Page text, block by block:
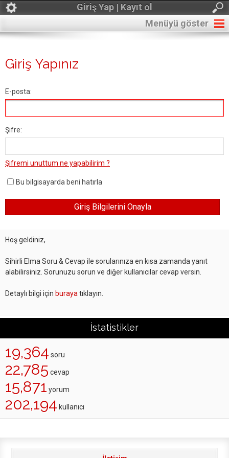
Giriş Yap | Kayıt ol
Menüyü göster
Giriş Yapınız
E-posta:
Şifre:
Şifremi unuttum ne yapabilirim ?
Bu bilgisayarda beni hatırla
Hoş geldiniz,
Sihirli Elma Soru & Cevap ile sorularınıza en kısa zamanda yanıt
alabilirsiniz. Sorunuzu sorun ve diğer kullanıcılar cevap versin.
Detaylı bilgi için buraya tıklayın.
İstatistikler
19,364 soru
22,785 cevap
15,871 yorum
202,194 kullanıcı